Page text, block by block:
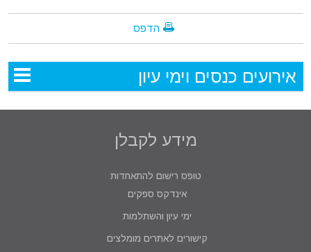
הדפס
אירועים כנסים וימי עיון
מידע לקבלן
טופס רישום להתאחדות
אינדקס ספקים
ימי עיון והשתלמות
קישורים לאתרים מומלצים